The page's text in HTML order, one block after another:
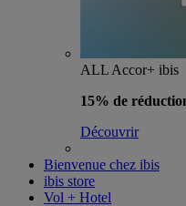
ALL Accor+ ibis
15% de
Découvrir
Bienvenue chez ibis
ibis store
Vol + Hotel